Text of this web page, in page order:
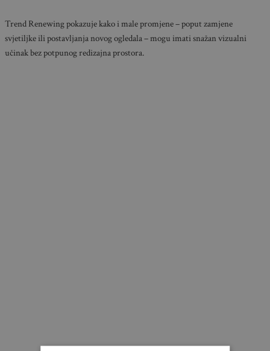
Trend Renewing pokazuje kako i male promjene – poput zamjene
svjetiljke ili postavljanja novog ogledala – mogu imati snažan vizualni
učinak bez potpunog redizajna prostora.